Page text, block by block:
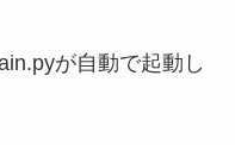
が自動で起動し